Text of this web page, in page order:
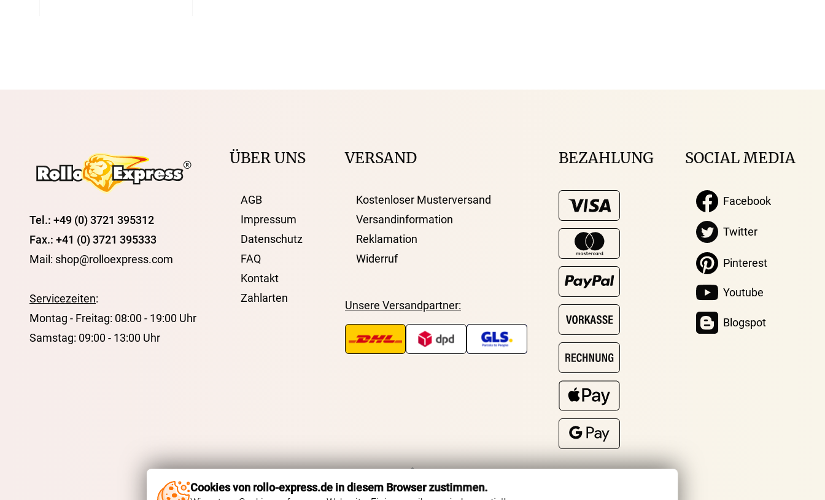
Cookies von rollo-express.de in diesem Browser zustimmen.
Tel.: +49 (0) 3721 395312
Fax.: +41 (0) 3721 395333
Mail: shop@rolloexpress.com
Servicezeiten:
Montag - Freitag: 08:00 - 19:00 Uhr
Samstag: 09:00 - 13:00 Uhr
ÜBER UNS
AGB
Impressum
Datenschutz
FAQ
Kontakt
Zahlarten
VERSAND
Kostenloser Musterversand
Versandinformation
Reklamation
Widerruf
Unsere Versandpartner:
BEZAHLUNG SOCIAL MEDIA
Facebook
Twitter
Pinterest
Youtube
Blogspot
Zurück zum Seitenanfang